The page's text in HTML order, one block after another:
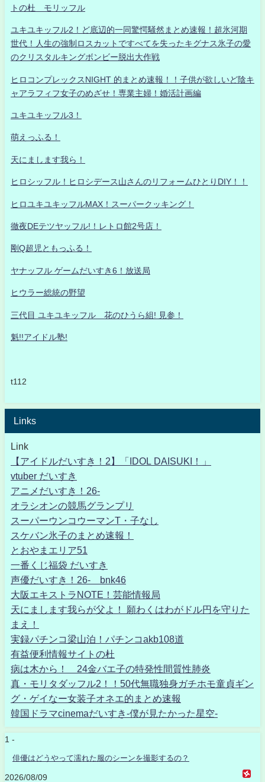
トの杜 モリッフル
ユキユキッフル2！ど底辺的一同驚愕騒然まとめ速報！超氷河期
世代！人生の強制ロスカットですべてを失ったキグナス氷子の愛
のクリスタルキングボンビー脱出大作戦
ヒロコンプレックスNIGHT 的まとめ速報！！子供が欲しいど陰キ
ャアラフィフ女子のめざせ！専業主婦！婚活計画編
ユキユキッフル3！
萌えっふる！
天にまします我ら！
ヒロシッフル！ヒロシデース山さんのリフォームひとりDIY！！
ヒロユキユキッフルMAX！スーパークッキング！
徹夜DEテツヤッフル!！レトロ館2号店！
剛Q超児ともっふる！
ヤナッフル ゲームだいすき6！放送局
ヒウラー総統の野望
三代目 ユキユキッフル 花のひうら組! 見参！
魁!!アイドル塾!
t112
Links
Link
【アイドルだいすき！2】「IDOL DAISUKI！」
vtuber だいすき
アニメだいすき！26-
オラシオンの競馬グランプリ
スーパーウンコウーマンT・子なし
スケバン氷子のまとめ速報！
とおやまエリア51
一番くじ福袋 だいすき
声優だいすき！26- bnk46
大阪エキストラNOTE！芸能情報局
天にまします我らが父よ！ 願わくはわがドル円を守りた
まえ！
実録パチンコ梁山泊！パチンコakb108道
有益便利情報サイトの杜
病は木から！ 24金バエ子の特発性間質性肺炎
真・モリタダッフル2！！50代無職独身ガチホモ童貞ギン
グ・ゲイなー女装子オネエ的まとめ速報
韓国ドラマcinemaだいすき-僕が見たかった星空-
1 -
俳優はどうやって濡れた服のシーンを撮影するの？
2026/08/09